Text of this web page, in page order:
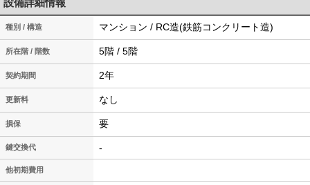
設備詳細情報
種別 / 構造 マンション / RC造(鉄筋コンクリート造)
所在階 / 階数 5階 / 5階
契約期間 2年
更新料 なし
損保 要
鍵交換代 -
他初期費用